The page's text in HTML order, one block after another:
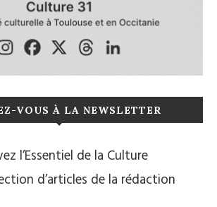
VOUS À LA NEWSLETTER
l’Essentiel de la Culture
d’articles de la rédaction